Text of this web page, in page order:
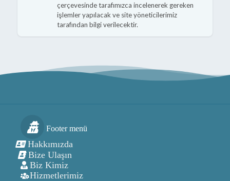
çerçevesinde tarafımızca incelenerek gereken
işlemler yapılacak ve site yöneticilerimiz
tarafından bilgi verilecektir.
Footer menü
Hakkımızda
Bize Ulaşın
Biz Kimiz
Hizmetlerimiz